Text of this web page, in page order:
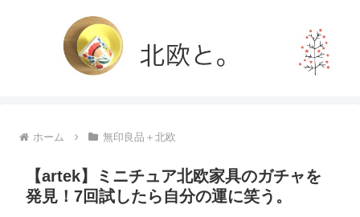
ホーム 無印良品＋北欧
【artek】ミニチュア北欧家具のガチャを
発見！7回試したら自分の運に笑う。